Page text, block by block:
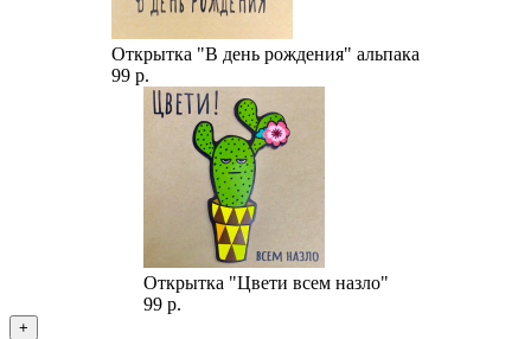
Открытка "В день рождения" альпака
99 р.
Открытка "Цвети всем назло"
99 р.
+